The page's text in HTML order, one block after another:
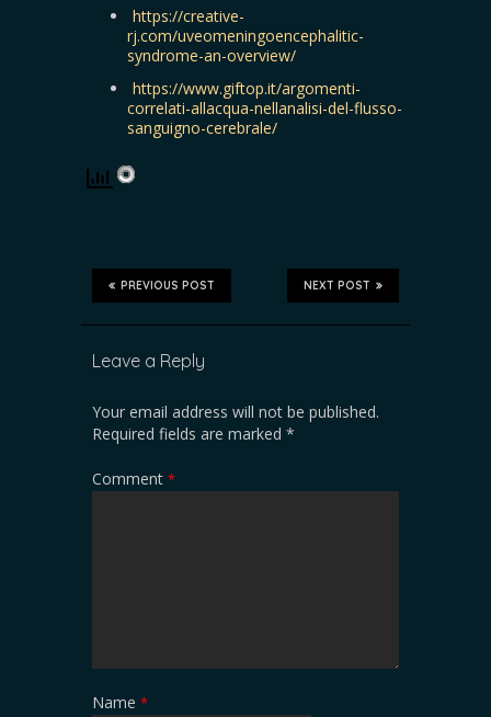
https://creative-
rj.com/uveomeningoencephalitic-
syndrome-an-overview/
https://www.giftop.it/argomenti-
correlati-allacqua-nellanalisi-del-flusso-
sanguigno-cerebrale/
NEXT POST
PREVIOUS POST
Leave a Reply
Your email address will not be published.
Required fields are marked *
Comment *
Name *